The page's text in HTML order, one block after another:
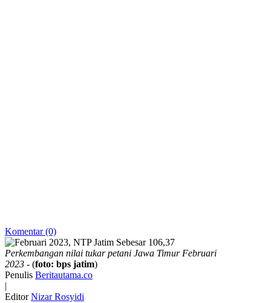
Komentar (0)
Perkembangan nilai tukar petani Jawa Timur Februari
2023 - (foto: bps jatim)
Penulis Beritautama.co
|
Editor Nizar Rosyidi